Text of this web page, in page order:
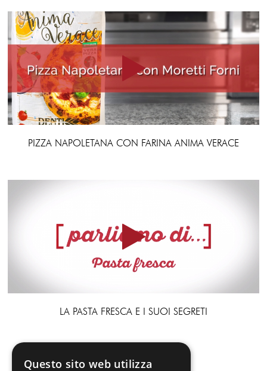
PIZZA NAPOLETANA CON FARINA ANIMA VERACE
LA PASTA FRESCA E I SUOI SEGRETI
Questo sito web utilizza